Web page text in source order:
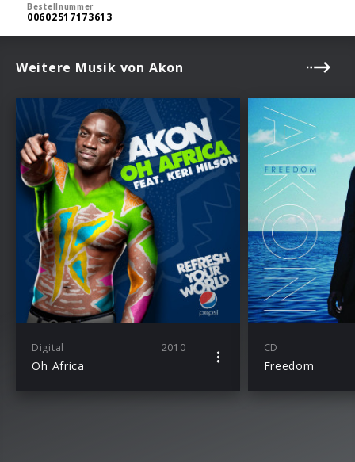
Bestellnummer
00602517173613
Weitere Musik von Akon
Digital 2010
Oh Africa
CD
Freedom